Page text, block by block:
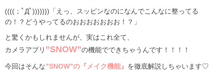
((((；ﾟДﾟ)))))))「えっ、スッピンなのになんでこんなに整ってる
の！？どうやってるのおおおおおおお！？」
と驚くかもしれませんが、実はこれ全て、
カメラアプリ ”SNOW”の機能でできちゃうんです！！！！
今回はそんな”SNOW”の『メイク機能』 を徹底解説しちゃいます♡